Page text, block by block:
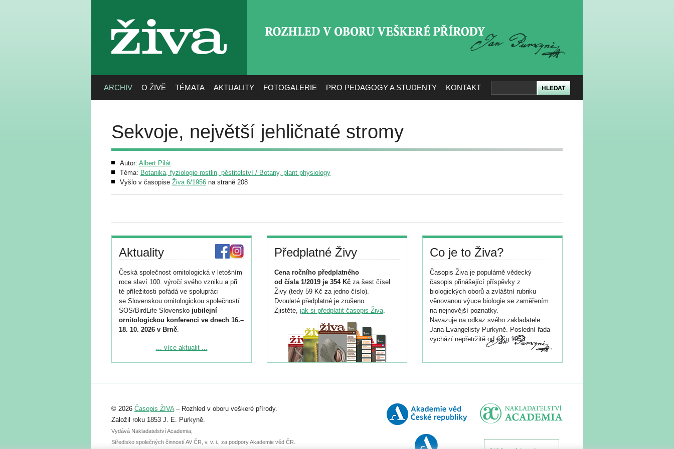
živa
ARCHIV O ŽIVĚ TÉMATA AKTUALITY FOTOGALERIE PRO PEDAGOGY A STUDENTY KONTAKT
Sekvoje, největší jehličnaté stromy
Autor: Albert Pilát
Téma: Botanika, fyziologie rostlin, pěstitelství / Botany, plant physiology
Vyšlo v časopise Živa 6/1956 na straně 208
Aktuality
Česká společnost ornitologická v letošním
roce slaví 100. výročí svého vzniku a při
té příležitosti pořádá ve spolupráci
se Slovenskou ornitologickou společností
SOS/BirdLife Slovensko jubilejní
ornitologickou konferenci ve dnech 16.–
18. 10. 2026 v Brně.
Podrobnější informace ke konferenci
Registrovat se můžete do 6. září.
abstraktu přihlášené přednášky nebo
posteru je už 30. června.
... více aktualit ...
Předplatné Živy
Cena ročního předplatného
od čísla 1/2019 je 354 Kč za šest čísel
Živy (tedy 59 Kč za jedno číslo).
Dvouleté předplatné je zrušeno.
Zjistěte, jak si předplatit časopis Živa.
Co je to Živa?
Časopis Živa je populárně vědecký
časopis přinášející příspěvky z
biologických oborů a zvláštní rubriku
věnovanou výuce biologie se zaměřením
na nejnovější poznatky.
Navazuje na odkaz svého zakladatele
Jana Evangelisty Purkyně. Poslední řada
vychází nepřetržitě od roku 1953.
© 2026 Časopis ŽIVA– Rozhled v oboru veškeré přírody.
Založil roku 1853 J. E. Purkyně.
Vydává Nakladatelství Academia,
Středisko společných činností AV ČR, v. v. i., za podpory Akademie věd ČR.